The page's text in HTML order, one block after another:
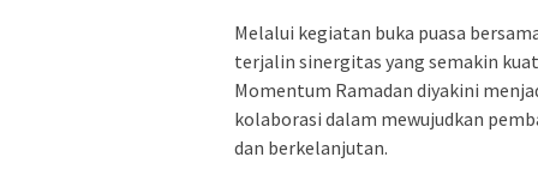
Melalui kegiatan buka puasa
terjalin sinergitas yang semakin
Momentum Ramadan diyakini
kolaborasi dalam mewujudkan
dan berkelanjutan.